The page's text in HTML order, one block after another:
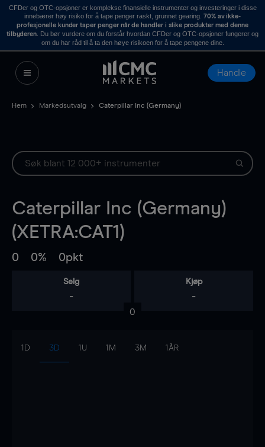
CFDer og OTC-opsjoner er komplekse finansielle instrumenter og investeringer i disse
innebærer høy risiko for å tape penger raskt, grunnet gearing. 70% av ikke-
profesjonelle kunder taper penger når de handler i slike produkter med denne
tilbyderen . Du bør vurdere om du forstår hvordan CFDer og OTC-opsjoner fungerer og
om du har råd til å ta den høye risikoen for å tape pengene dine.
Handle
Hem Markedsutvalg Caterpillar Inc (Germany)
Caterpillar Inc (Germany)
(XETRA:CAT1)
0 0% 0pkt
Selg
-
Kjøp
-
0
1D 3D 1U 1M 3M 1ÅR